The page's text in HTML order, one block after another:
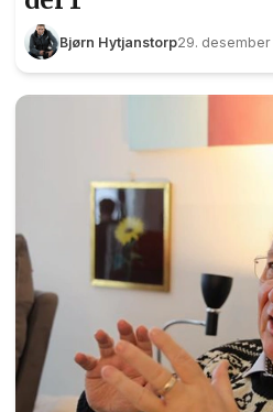
Bjørn Hytjanstorp29. desember